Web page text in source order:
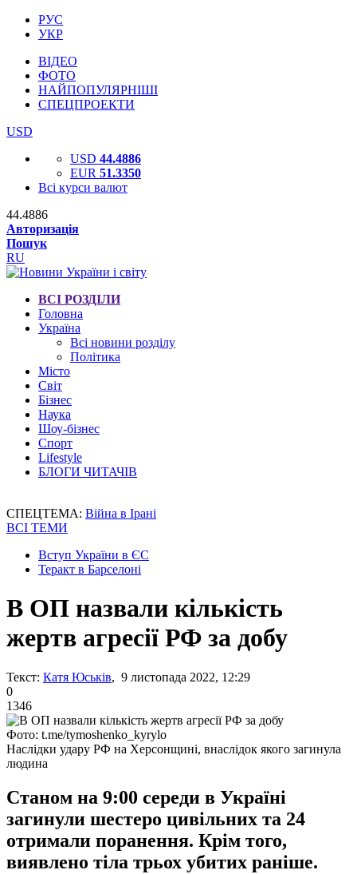
РУС
УКР
ВІДЕО
ФОТО
НАЙПОПУЛЯРНІШІ
СПЕЦПРОЕКТИ
USD
USD 44.4886
EUR 51.3350
Всі курси валют
44.4886
Авторизація
Пошук
RU
ВСІ РОЗДІЛИ
Головна
Україна
Всі новини розділу
Політика
Місто
Світ
Бізнес
Наука
Шоу-бізнес
Спорт
Lifestyle
БЛОГИ ЧИТАЧІВ
СПЕЦТЕМА: Війна в Ірані
ВСІ ТЕМИ
Вступ України в ЄС
Теракт в Барселоні
В ОП назвали кількість
жертв агресії РФ за добу
Текст: Катя Юськів, 9 листопада 2022, 12:29
0
1346
Фото: t.me/tymoshenko_kyrylo
Наслідки удару РФ на Херсонщині, внаслідок якого загинула
людина
Станом на 9:00 середи в Україні
загинули шестеро цивільних та 24
отримали поранення. Крім того,
виявлено тіла трьох убитих раніше.